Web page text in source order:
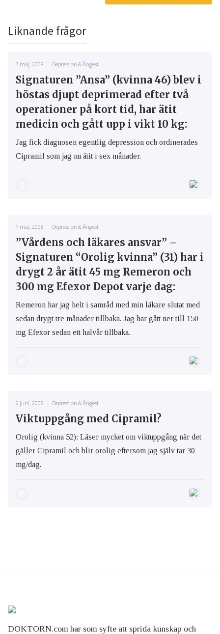
Liknande frågor
7 maj, 2008 Depression & Ångest
Signaturen ”Ansa” (kvinna 46) blev i
höstas djupt deprimerad efter två
operationer på kort tid, har ätit
medicin och gått upp i vikt 10 kg:
Jag fick diagnosen egentlig depression och ordinerades
Cipramil som jag nu ätit i sex månader.
7 maj, 2008 Depression & Ångest
”Vårdens och läkares ansvar” –
Signaturen “Orolig kvinna” (31) har i
drygt 2 år ätit 45 mg Remeron och
300 mg Efexor Depot varje dag:
Remeron har jag helt i samråd med min läkare slutat med
sedan drygt tre månader tillbaka. Jag har gått ner till 150
mg Efexor sedan ett halvår tillbaka.
2 juni, 2009 Depression & Ångest
Viktuppgång med Cipramil?
Orolig (kvinna 52): Läser mycket om viktuppgång när det
gäller Cipramil och blir orolig eftersom jag själv tar 30
mg/dag.
DOKTORN.com har som syfte att sprida kunskap och